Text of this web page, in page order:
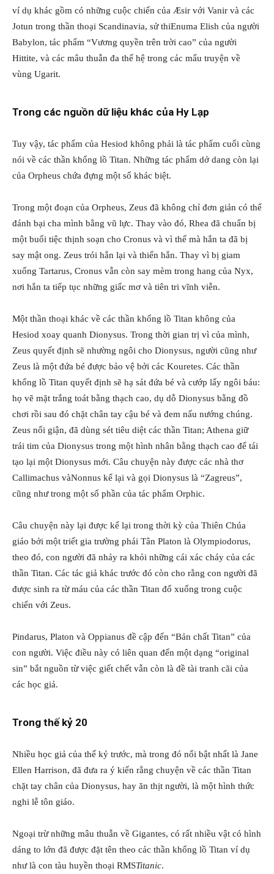
ví dụ khác gồm có những cuộc chiến của Æsir với Vanir và các
Jotun trong thần thoại Scandinavia, sử thiEnuma Elish của người
Babylon, tác phẩm “Vương quyền trên trời cao” của người
Hittite, và các mâu thuẫn đa thế hệ trong các mẩu truyện về
vùng Ugarit.
Trong các nguồn dữ liệu khác của Hy Lạp
Tuy vậy, tác phẩm của Hesiod không phải là tác phẩm cuối cùng
nói về các thần khổng lồ Titan. Những tác phẩm dở dang còn lại
của Orpheus chứa đựng một số khác biệt.
Trong một đoạn của Orpheus, Zeus đã không chỉ đơn giản có thể
đánh bại cha mình bằng vũ lực. Thay vào đó, Rhea đã chuẩn bị
một buổi tiệc thịnh soạn cho Cronus và vì thế mà hắn ta đã bị
say mật ong. Zeus trói hắn lại và thiến hắn. Thay vì bị giam
xuống Tartarus, Cronus vẫn còn say mèm trong hang của Nyx,
nơi hắn ta tiếp tục những giấc mơ và tiên tri vĩnh viễn.
Một thần thoại khác về các thần khổng lồ Titan không của
Hesiod xoay quanh Dionysus. Trong thời gian trị vì của mình,
Zeus quyết định sẽ nhường ngôi cho Dionysus, người cũng như
Zeus là một đứa bé được bảo vệ bởi các Kouretes. Các thần
khổng lồ Titan quyết định sẽ hạ sát đứa bé và cướp lấy ngôi báu:
họ vẽ mặt trắng toát bằng thạch cao, dụ dỗ Dionysus bằng đồ
chơi rồi sau đó chặt chân tay cậu bé và đem nấu nướng chúng.
Zeus nổi giận, đã dùng sét tiêu diệt các thần Titan; Athena giữ
trái tim của Dionysus trong một hình nhân bằng thạch cao để tái
tạo lại một Dionysus mới. Câu chuyện này được các nhà thơ
Callimachus vàNonnus kể lại và gọi Dionysus là “Zagreus”,
cũng như trong một số phần của tác phẩm Orphic.
Câu chuyện này lại được kể lại trong thời kỳ của Thiên Chúa
giáo bởi một triết gia trường phái Tân Platon là Olympiodorus,
theo đó, con người đã nhảy ra khỏi những cái xác cháy của các
thần Titan. Các tác giả khác trước đó còn cho rằng con người đã
được sinh ra từ máu của các thần Titan đổ xuống trong cuộc
chiến với Zeus.
Pindarus, Platon và Oppianus đề cập đến “Bản chất Titan” của
con người. Việc điều này có liên quan đến một dạng “original
sin” bắt nguồn từ việc giết chết vẫn còn là đề tài tranh cãi của
các học giả.
Trong thế kỷ 20
Nhiều học giả của thế kỷ trước, mà trong đó nổi bật nhất là Jane
Ellen Harrison, đã đưa ra ý kiến rằng chuyện về các thần Titan
chặt tay chân của Dionysus, hay ăn thịt người, là một hình thức
nghi lễ tôn giáo.
Ngoại trừ những mâu thuẫn về Gigantes, có rất nhiều vật có hình
dáng to lớn đã được đặt tên theo các thần khổng lồ Titan ví dụ
như là con tàu huyền thoại RMSTitanic.